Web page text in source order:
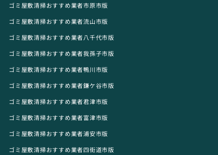
ゴミ屋敷清掃おすすめ業者市原市版
ゴミ屋敷清掃おすすめ業者流山市版
ゴミ屋敷清掃おすすめ業者八千代市版
ゴミ屋敷清掃おすすめ業者我孫子市版
ゴミ屋敷清掃おすすめ業者鴨川市版
ゴミ屋敷清掃おすすめ業者鎌ケ谷市版
ゴミ屋敷清掃おすすめ業者君津市版
ゴミ屋敷清掃おすすめ業者富津市版
ゴミ屋敷清掃おすすめ業者浦安市版
ゴミ屋敷清掃おすすめ業者四街道市版